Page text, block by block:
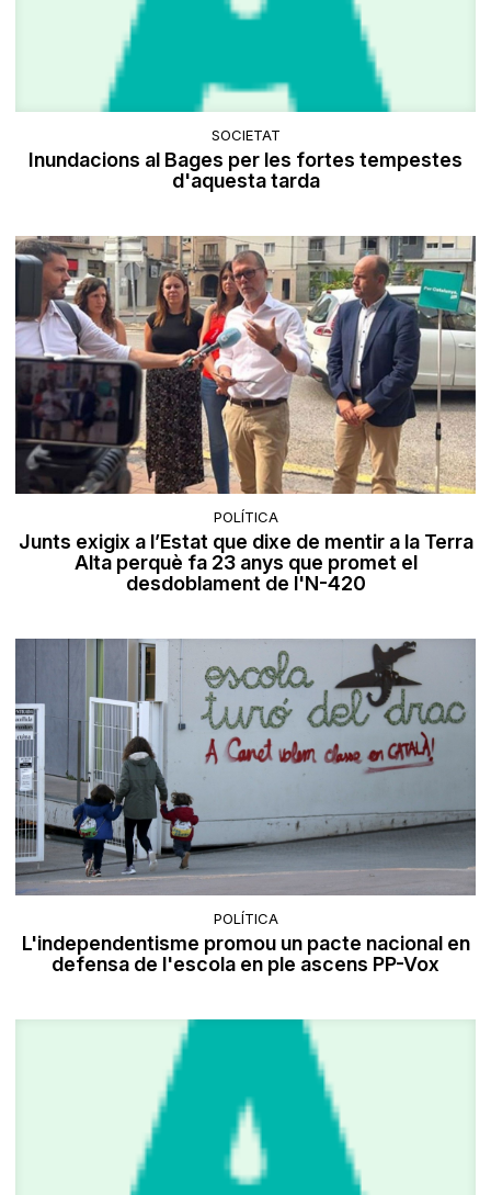
SOCIETAT
Inundacions al Bages per les fortes tempestes
d'aquesta tarda
POLÍTICA
Junts exigix a l’Estat que dixe de mentir a la Terra
Alta perquè fa 23 anys que promet el
desdoblament de l'N-420
POLÍTICA
L'independentisme promou un pacte nacional en
defensa de l'escola en ple ascens PP-Vox